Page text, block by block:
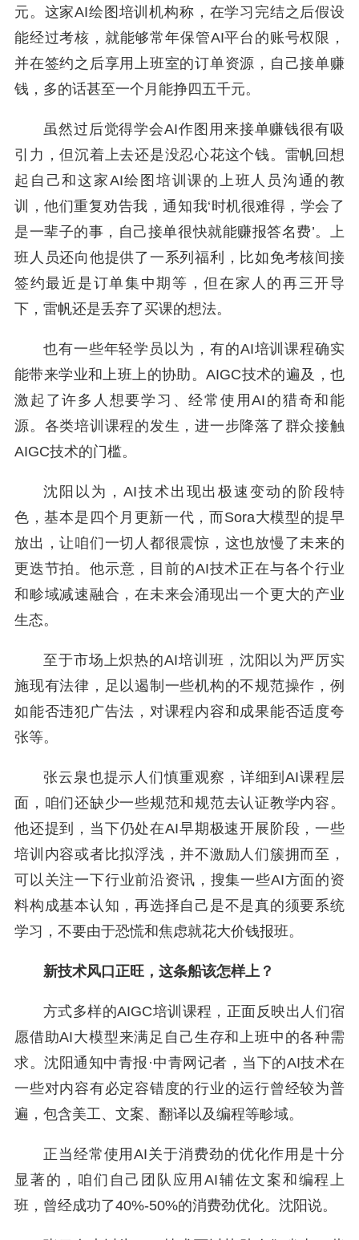
元。这家AI绘图培训机构称，在学习完结之后假设
能经过考核，就能够常年保管AI平台的账号权限，
并在签约之后享用上班室的订单资源，自己接单赚
钱，多的话甚至一个月能挣四五千元。
虽然过后觉得学会AI作图用来接单赚钱很有吸
引力，但沉着上去还是没忍心花这个钱。雷帆回想
起自己和这家AI绘图培训课的上班人员沟通的教
训，他们重复劝告我，通知我‘时机很难得，学会了
是一辈子的事，自己接单很快就能赚报答名费’。上
班人员还向他提供了一系列福利，比如免考核间接
签约最近是订单集中期等，但在家人的再三开导
下，雷帆还是丢弃了买课的想法。
也有一些年轻学员以为，有的AI培训课程确实
能带来学业和上班上的协助。AIGC技术的遍及，也
激起了许多人想要学习、经常使用AI的猎奇和能
源。各类培训课程的发生，进一步降落了群众接触
AIGC技术的门槛。
沈阳以为，AI技术出现出极速变动的阶段特
色，基本是四个月更新一代，而Sora大模型的提早
放出，让咱们一切人都很震惊，这也放慢了未来的
更迭节拍。他示意，目前的AI技术正在与各个行业
和畛域减速融合，在未来会涌现出一个更大的产业
生态。
至于市场上炽热的AI培训班，沈阳以为严厉实
施现有法律，足以遏制一些机构的不规范操作，例
如能否违犯广告法，对课程内容和成果能否适度夸
张等。
张云泉也提示人们慎重观察，详细到AI课程层
面，咱们还缺少一些规范和规范去认证教学内容。
他还提到，当下仍处在AI早期极速开展阶段，一些
培训内容或者比拟浮浅，并不激励人们簇拥而至，
可以关注一下行业前沿资讯，搜集一些AI方面的资
料构成基本认知，再选择自己是不是真的须要系统
学习，不要由于恐慌和焦虑就花大价钱报班。
新技术风口正旺，这条船该怎样上？
方式多样的AIGC培训课程，正面反映出人们宿
愿借助AI大模型来满足自己生存和上班中的各种需
求。沈阳通知中青报·中青网记者，当下的AI技术在
一些对内容有必定容错度的行业的运行曾经较为普
遍，包含美工、文案、翻译以及编程等畛域。
正当经常使用AI关于消费劲的优化作用是十分
显著的，咱们自己团队应用AI辅佐文案和编程上
班，曾经成功了40%-50%的消费劲优化。沈阳说。